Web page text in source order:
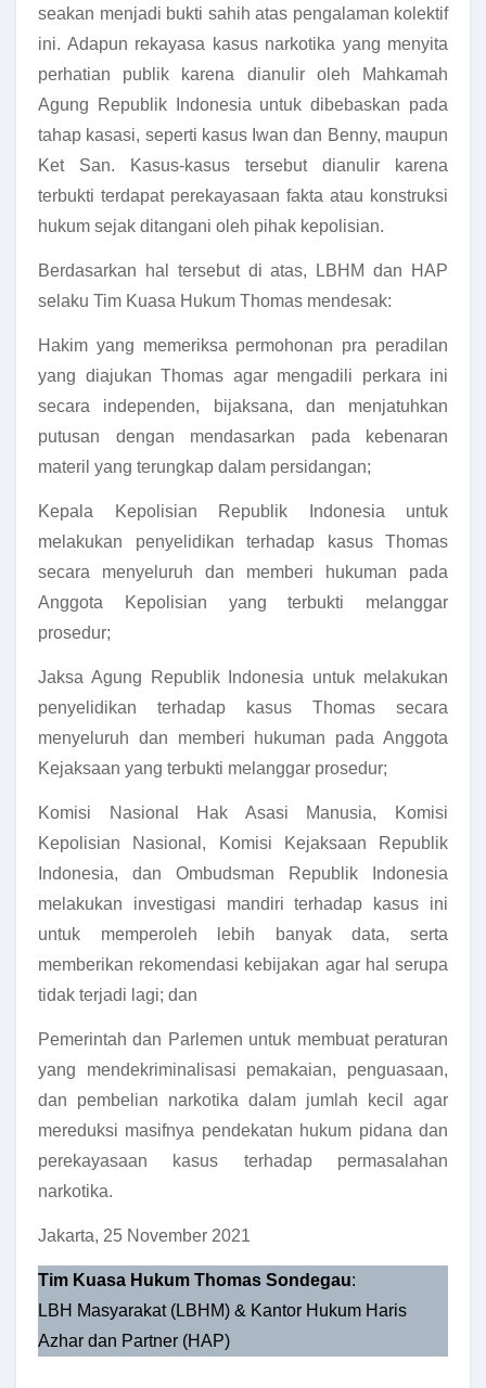
seakan menjadi bukti sahih atas pengalaman kolektif
ini. Adapun rekayasa kasus narkotika yang menyita
perhatian publik karena dianulir oleh Mahkamah
Agung Republik Indonesia untuk dibebaskan pada
tahap kasasi, seperti kasus Iwan dan Benny, maupun
Ket San. Kasus-kasus tersebut dianulir karena
terbukti terdapat perekayasaan fakta atau konstruksi
hukum sejak ditangani oleh pihak kepolisian.
Berdasarkan hal tersebut di atas, LBHM dan HAP
selaku Tim Kuasa Hukum Thomas mendesak:
Hakim yang memeriksa permohonan pra peradilan
yang diajukan Thomas agar mengadili perkara ini
secara independen, bijaksana, dan menjatuhkan
putusan dengan mendasarkan pada kebenaran
materil yang terungkap dalam persidangan;
Kepala Kepolisian Republik Indonesia untuk
melakukan penyelidikan terhadap kasus Thomas
secara menyeluruh dan memberi hukuman pada
Anggota Kepolisian yang terbukti melanggar
prosedur;
Jaksa Agung Republik Indonesia untuk melakukan
penyelidikan terhadap kasus Thomas secara
menyeluruh dan memberi hukuman pada Anggota
Kejaksaan yang terbukti melanggar prosedur;
Komisi Nasional Hak Asasi Manusia, Komisi
Kepolisian Nasional, Komisi Kejaksaan Republik
Indonesia, dan Ombudsman Republik Indonesia
melakukan investigasi mandiri terhadap kasus ini
untuk memperoleh lebih banyak data, serta
memberikan rekomendasi kebijakan agar hal serupa
tidak terjadi lagi; dan
Pemerintah dan Parlemen untuk membuat peraturan
yang mendekriminalisasi pemakaian, penguasaan,
dan pembelian narkotika dalam jumlah kecil agar
mereduksi masifnya pendekatan hukum pidana dan
perekayasaan kasus terhadap permasalahan
narkotika.
Jakarta, 25 November 2021
Tim Kuasa Hukum Thomas Sondegau:
LBH Masyarakat (LBHM) & Kantor Hukum Haris
Azhar dan Partner (HAP)